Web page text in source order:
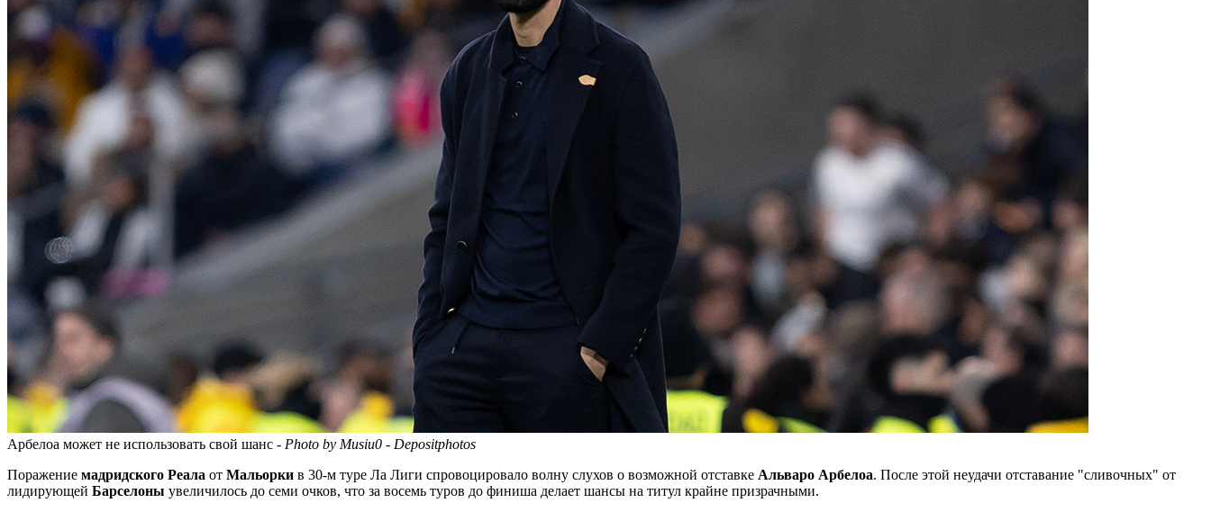
Арбелоа может не использовать свой шанс - Photo by Musiu0 - Depositphotos
Поражение мадридского Реала от Мальорки в 30-м туре Ла Лиги спровоцировало волну слухов о возможной отставке Альваро Арбелоа. После этой неудачи отставание "сливочных" от
лидирующей Барселоны увеличилось до семи очков, что за восемь туров до финиша делает шансы на титул крайне призрачными.